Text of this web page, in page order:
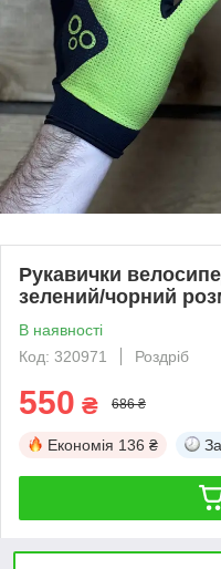
Рукавички
зелений/чорний
В наявності
Код: 320971
Роздріб
550 ₴ 686 ₴
Економія 136 ₴